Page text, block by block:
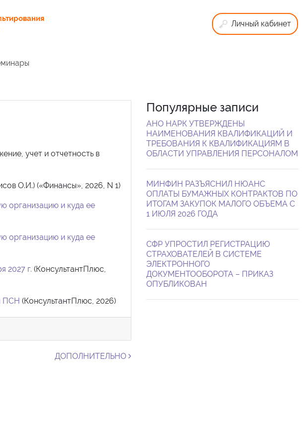
Личный кабинет
учет и отчетность в
О.И.) («Финансы», 2026, N 1)
организацию и куда ее
организацию и куда ее
2027 г. (КонсультантПлюс,
ПСН (КонсультантПлюс, 2026)
ДОПОЛНИТЕЛЬНО
Популярные записи
АНО НАРК УТВЕРЖДЕНЫ
НАИМЕНОВАНИЯ КВАЛИФИКАЦИЙ И
ТРЕБОВАНИЯ К КВАЛИФИКАЦИЯМ В
ОБЛАСТИ УПРАВЛЕНИЯ ПЕРСОНАЛОМ
МИНФИН РАЗЪЯСНИЛ НЮАНС
ОПЛАТЫ БУМАЖНЫХ КОНТРАКТОВ ПО
ИТОГАМ ЗАКУПОК МАЛОГО ОБЪЕМА С
1 ИЮЛЯ 2026 ГОДА
СФР УПРОСТИЛ РЕГИСТРАЦИЮ
СТРАХОВАТЕЛЕЙ В СИСТЕМЕ
ЭЛЕКТРОННОГО
ДОКУМЕНТООБОРОТА – ПРИКАЗ
ОПУБЛИКОВАН